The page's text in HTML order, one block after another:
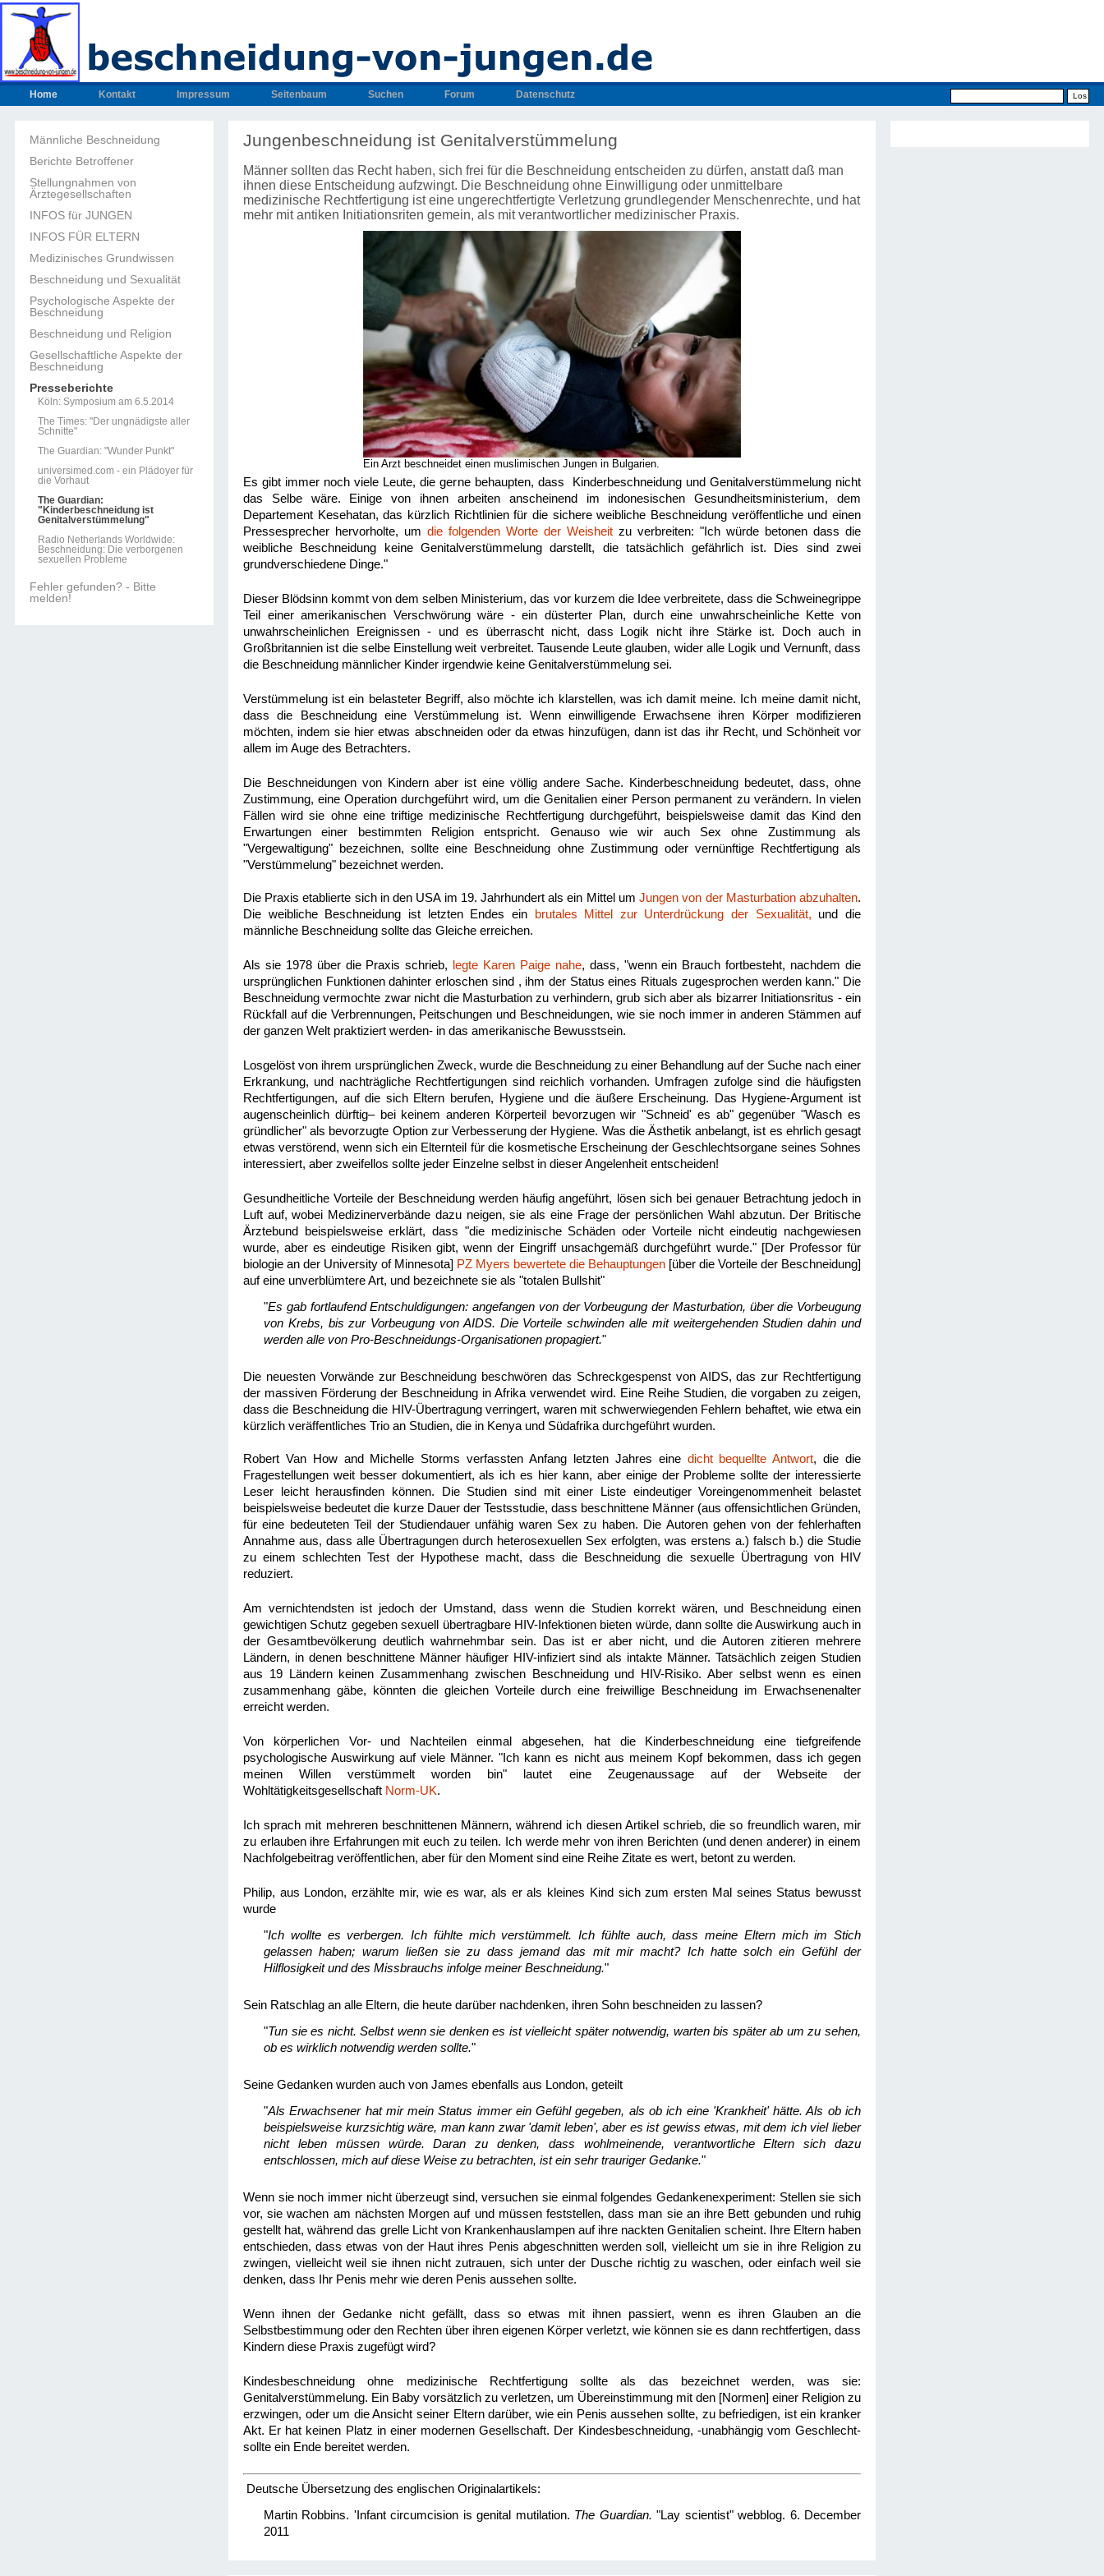
Home Kontakt Impressum Seitenbaum Suchen Forum Datenschutz
Männliche Beschneidung
Berichte Betroffener
Stellungnahmen von
Ärztegesellschaften
INFOS für JUNGEN
INFOS FÜR ELTERN
Medizinisches Grundwissen
Beschneidung und Sexualität
Psychologische Aspekte der
Beschneidung
Beschneidung und Religion
Gesellschaftliche Aspekte der
Beschneidung
Presseberichte
Köln: Symposium am 6.5.2014
The Times: "Der ungnädigste aller
Schnitte"
The Guardian: "Wunder Punkt"
universimed.com - ein Plädoyer für
die Vorhaut
The Guardian:
"Kinderbeschneidung ist
Genitalverstümmelung"
Radio Netherlands Worldwide:
Beschneidung: Die verborgenen
sexuellen Probleme
Fehler gefunden? - Bitte
melden!
Jungenbeschneidung ist Genitalverstümmelung
Männer sollten das Recht haben, sich frei für die Beschneidung entscheiden zu dürfen, anstatt daß man
ihnen diese Entscheidung aufzwingt. Die Beschneidung ohne Einwilligung oder unmittelbare
medizinische Rechtfertigung ist eine ungerechtfertigte Verletzung grundlegender Menschenrechte, und hat
mehr mit antiken Initiationsriten gemein, als mit verantwortlicher medizinischer Praxis.
Ein Arzt beschneidet einen muslimischen Jungen in Bulgarien.
Es gibt immer noch viele Leute, die gerne behaupten, dass Kinderbeschneidung und Genitalverstümmelung nicht
das Selbe wäre. Einige von ihnen arbeiten anscheinend im indonesischen Gesundheitsministerium, dem
Departement Kesehatan, das kürzlich Richtlinien für die sichere weibliche Beschneidung veröffentliche und einen
Pressesprecher hervorholte, um die folgenden Worte der Weisheit zu verbreiten: "Ich würde betonen dass die
weibliche Beschneidung keine Genitalverstümmelung darstellt, die tatsächlich gefährlich ist. Dies sind zwei
grundverschiedene Dinge."
Dieser Blödsinn kommt von dem selben Ministerium, das vor kurzem die Idee verbreitete, dass die Schweinegrippe
Teil einer amerikanischen Verschwörung wäre - ein düsterter Plan, durch eine unwahrscheinliche Kette von
unwahrscheinlichen Ereignissen - und es überrascht nicht, dass Logik nicht ihre Stärke ist. Doch auch in
Großbritannien ist die selbe Einstellung weit verbreitet. Tausende Leute glauben, wider alle Logik und Vernunft, dass
die Beschneidung männlicher Kinder irgendwie keine Genitalverstümmelung sei.
Verstümmelung ist ein belasteter Begriff, also möchte ich klarstellen, was ich damit meine. Ich meine damit nicht,
dass die Beschneidung eine Verstümmelung ist. Wenn einwilligende Erwachsene ihren Körper modifizieren
möchten, indem sie hier etwas abschneiden oder da etwas hinzufügen, dann ist das ihr Recht, und Schönheit vor
allem im Auge des Betrachters.
Die Beschneidungen von Kindern aber ist eine völlig andere Sache. Kinderbeschneidung bedeutet, dass, ohne
Zustimmung, eine Operation durchgeführt wird, um die Genitalien einer Person permanent zu verändern. In vielen
Fällen wird sie ohne eine triftige medizinische Rechtfertigung durchgeführt, beispielsweise damit das Kind den
Erwartungen einer bestimmten Religion entspricht. Genauso wie wir auch Sex ohne Zustimmung als
"Vergewaltigung" bezeichnen, sollte eine Beschneidung ohne Zustimmung oder vernünftige Rechtfertigung als
"Verstümmelung" bezeichnet werden.
Die Praxis etablierte sich in den USA im 19. Jahrhundert als ein Mittel umJungen von der Masturbation abzuhalten.
Die weibliche Beschneidung ist letzten Endes ein
brutales Mittel zur Unterdrückung der Sexualität, und die
männliche Beschneidung sollte das Gleiche erreichen.
Als sie 1978 über die Praxis schrieb, legte Karen Paige nahe, dass, "wenn ein Brauch fortbesteht, nachdem die
ursprünglichen Funktionen dahinter erloschen sind , ihm der Status eines Rituals zugesprochen werden kann." Die
Beschneidung vermochte zwar nicht die Masturbation zu verhindern, grub sich aber als bizarrer Initiationsritus - ein
Rückfall auf die Verbrennungen, Peitschungen und Beschneidungen, wie sie noch immer in anderen Stämmen auf
der ganzen Welt praktiziert werden- in das amerikanische Bewusstsein.
Losgelöst von ihrem ursprünglichen Zweck, wurde die Beschneidung zu einer Behandlung auf der Suche nach einer
Erkrankung, und nachträgliche Rechtfertigungen sind reichlich vorhanden. Umfragen zufolge sind die häufigsten
Rechtfertigungen, auf die sich Eltern berufen, Hygiene und die äußere Erscheinung. Das Hygiene-Argument ist
augenscheinlich dürftig– bei keinem anderen Körperteil bevorzugen wir "Schneid' es ab" gegenüber "Wasch es
gründlicher" als bevorzugte Option zur Verbesserung der Hygiene. Was die Ästhetik anbelangt, ist es ehrlich gesagt
etwas verstörend, wenn sich ein Elternteil für die kosmetische Erscheinung der Geschlechtsorgane seines Sohnes
interessiert, aber zweifellos sollte jeder Einzelne selbst in dieser Angelenheit entscheiden!
Gesundheitliche Vorteile der Beschneidung werden häufig angeführt, lösen sich bei genauer Betrachtung jedoch in
Luft auf, wobei Medizinerverbände dazu neigen, sie als eine Frage der persönlichen Wahl abzutun. Der Britische
Ärztebund beispielsweise erklärt, dass "die medizinische Schäden oder Vorteile nicht eindeutig nachgewiesen
wurde, aber es eindeutige Risiken gibt, wenn der Eingriff unsachgemäß durchgeführt wurde." [Der Professor für
biologie an der University of Minnesota] PZ Myers bewertete die Behauptungen [über die Vorteile der Beschneidung]
auf eine unverblümtere Art, und bezeichnete sie als "totalen Bullshit"
"Es gab fortlaufend Entschuldigungen: angefangen von der Vorbeugung der Masturbation, über die Vorbeugung
von Krebs, bis zur Vorbeugung von AIDS. Die Vorteile schwinden alle mit weitergehenden Studien dahin und
werden alle von Pro-Beschneidungs-Organisationen propagiert."
Die neuesten Vorwände zur Beschneidung beschwören das Schreckgespenst von AIDS, das zur Rechtfertigung
der massiven Förderung der Beschneidung in Afrika verwendet wird. Eine Reihe Studien, die vorgaben zu zeigen,
dass die Beschneidung die HIV-Übertragung verringert, waren mit schwerwiegenden Fehlern behaftet, wie etwa ein
kürzlich veräffentliches Trio an Studien, die in Kenya und Südafrika durchgeführt wurden.
Robert Van How and Michelle Storms verfassten Anfang letzten Jahres eine dicht bequellte Antwort, die die
Fragestellungen weit besser dokumentiert, als ich es hier kann, aber einige der Probleme sollte der interessierte
Leser leicht herausfinden können. Die Studien sind mit einer Liste eindeutiger Voreingenommenheit belastet
beispielsweise bedeutet die kurze Dauer der Testsstudie, dass beschnittene Männer (aus offensichtlichen Gründen,
für eine bedeuteten Teil der Studiendauer unfähig waren Sex zu haben. Die Autoren gehen von der fehlerhaften
Annahme aus, dass alle Übertragungen durch heterosexuellen Sex erfolgten, was erstens a.) falsch b.) die Studie
zu einem schlechten Test der Hypothese macht, dass die Beschneidung die sexuelle Übertragung von HIV
reduziert.
Am vernichtendsten ist jedoch der Umstand, dass wenn die Studien korrekt wären, und Beschneidung einen
gewichtigen Schutz gegeben sexuell übertragbare HIV-Infektionen bieten würde, dann sollte die Auswirkung auch in
der Gesamtbevölkerung deutlich wahrnehmbar sein. Das ist er aber nicht, und die Autoren zitieren mehrere
Ländern, in denen beschnittene Männer häufiger HIV-infiziert sind als intakte Männer. Tatsächlich zeigen Studien
aus 19 Ländern keinen Zusammenhang zwischen Beschneidung und HIV-Risiko. Aber selbst wenn es einen
zusammenhang gäbe, könnten die gleichen Vorteile durch eine freiwillige Beschneidung im Erwachsenenalter
erreicht werden.
Von körperlichen Vor- und Nachteilen einmal abgesehen, hat die Kinderbeschneidung eine tiefgreifende
psychologische Auswirkung auf viele Männer. "Ich kann es nicht aus meinem Kopf bekommen, dass ich gegen
meinen Willen verstümmelt worden bin" lautet eine Zeugenaussage auf der Webseite der
Wohltätigkeitsgesellschaft Norm-UK.
Ich sprach mit mehreren beschnittenen Männern, während ich diesen Artikel schrieb, die so freundlich waren, mir
zu erlauben ihre Erfahrungen mit euch zu teilen. Ich werde mehr von ihren Berichten (und denen anderer) in einem
Nachfolgebeitrag veröffentlichen, aber für den Moment sind eine Reihe Zitate es wert, betont zu werden.
Philip, aus London, erzählte mir, wie es war, als er als kleines Kind sich zum ersten Mal seines Status bewusst
wurde
"Ich wollte es verbergen. Ich fühlte mich verstümmelt. Ich fühlte auch, dass meine Eltern mich im Stich
gelassen haben; warum ließen sie zu dass jemand das mit mir macht? Ich hatte solch ein Gefühl der
Hilflosigkeit und des Missbrauchs infolge meiner Beschneidung."
Sein Ratschlag an alle Eltern, die heute darüber nachdenken, ihren Sohn beschneiden zu lassen?
"Tun sie es nicht. Selbst wenn sie denken es ist vielleicht später notwendig, warten bis später ab um zu sehen,
ob es wirklich notwendig werden sollte."
Seine Gedanken wurden auch von James ebenfalls aus London, geteilt
"Als Erwachsener hat mir mein Status immer ein Gefühl gegeben, als ob ich eine 'Krankheit' hätte. Als ob ich
beispielsweise kurzsichtig wäre, man kann zwar 'damit leben', aber es ist gewiss etwas, mit dem ich viel lieber
nicht leben müssen würde. Daran zu denken, dass wohlmeinende, verantwortliche Eltern sich dazu
entschlossen, mich auf diese Weise zu betrachten, ist ein sehr trauriger Gedanke."
Wenn sie noch immer nicht überzeugt sind, versuchen sie einmal folgendes Gedankenexperiment: Stellen sie sich
vor, sie wachen am nächsten Morgen auf und müssen feststellen, dass man sie an ihre Bett gebunden und ruhig
gestellt hat, während das grelle Licht von Krankenhauslampen auf ihre nackten Genitalien scheint. Ihre Eltern haben
entschieden, dass etwas von der Haut ihres Penis abgeschnitten werden soll, vielleicht um sie in ihre Religion zu
zwingen, vielleicht weil sie ihnen nicht zutrauen, sich unter der Dusche richtig zu waschen, oder einfach weil sie
denken, dass Ihr Penis mehr wie deren Penis aussehen sollte.
Wenn ihnen der Gedanke nicht gefällt, dass so etwas mit ihnen passiert, wenn es ihren Glauben an die
Selbstbestimmung oder den Rechten über ihren eigenen Körper verletzt, wie können sie es dann rechtfertigen, dass
Kindern diese Praxis zugefügt wird?
Kindesbeschneidung ohne medizinische Rechtfertigung sollte als das bezeichnet werden, was sie:
Genitalverstümmelung. Ein Baby vorsätzlich zu verletzen, um Übereinstimmung mit den [Normen] einer Religion zu
erzwingen, oder um die Ansicht seiner Eltern darüber, wie ein Penis aussehen sollte, zu befriedigen, ist ein kranker
Akt. Er hat keinen Platz in einer modernen Gesellschaft. Der Kindesbeschneidung, -unabhängig vom Geschlecht-
sollte ein Ende bereitet werden.
Deutsche Übersetzung des englischen Originalartikels:
Martin Robbins. 'Infant circumcision is genital mutilation. The Guardian. "Lay scientist" webblog. 6. December
2011